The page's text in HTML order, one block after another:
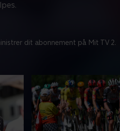
dit abonnement på Mit TV 2.